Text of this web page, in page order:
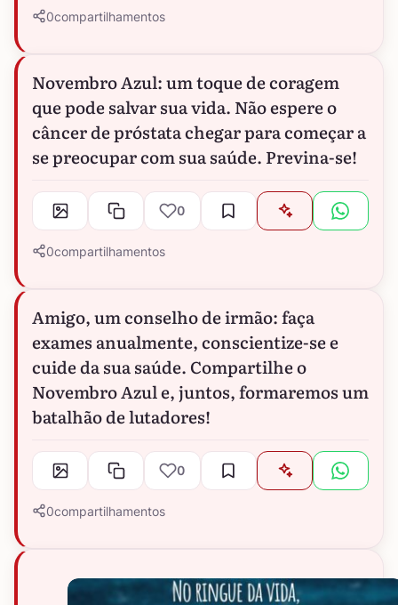
0compartilhamentos
Novembro Azul: um toque de coragem
que pode salvar sua vida. Não espere o
câncer de próstata chegar para começar a
se preocupar com sua saúde. Previna-se!
0
0compartilhamentos
Amigo, um conselho de irmão: faça
exames anualmente, conscientize-se e
cuide da sua saúde. Compartilhe o
Novembro Azul e, juntos, formaremos um
batalhão de lutadores!
0
0compartilhamentos